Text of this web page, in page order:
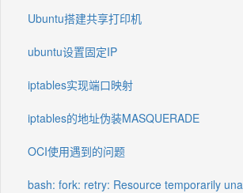
Ubuntu搭建共享打印机
ubuntu设置固定IP
iptables实现端口映射
iptables的地址伪装MASQUERADE
OCI使用遇到的问题
bash: fork: retry: Resource temporarily